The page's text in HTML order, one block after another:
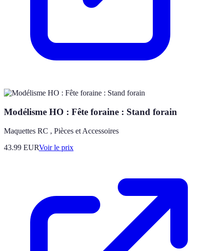
Modélisme HO : Fête foraine : Stand forain
Maquettes RC , Pièces et Accessoires
43.99 EURVoir le prix